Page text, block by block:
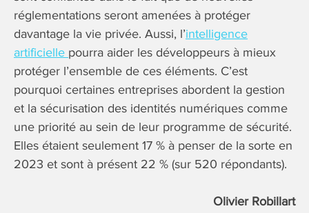
réglementations seront amenées à protéger
davantage la vie privée. Aussi, l’intelligence
artificielle pourra aider les développeurs à mieux
protéger l’ensemble de ces éléments. C’est
pourquoi certaines entreprises abordent la gestion
et la sécurisation des identités numériques comme
une priorité au sein de leur programme de sécurité.
Elles étaient seulement 17 % à penser de la sorte en
2023 et sont à présent 22 % (sur 520 répondants).
Olivier Robillart